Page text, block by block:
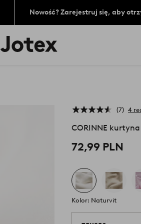
Nowość? Zarejestruj się, aby
Logo
Jotex
7 4
CORINNE
72,99 PLN
Kolor: Naturvit